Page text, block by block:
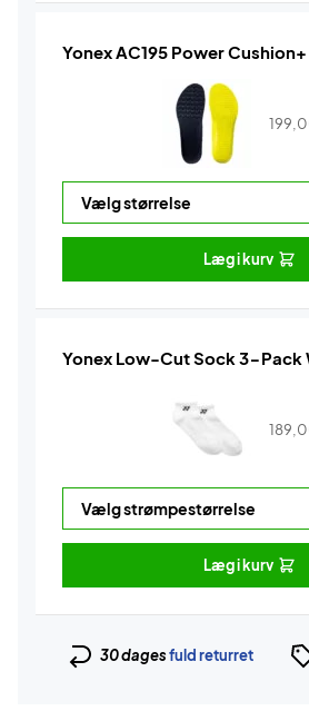
Yonex AC195 Power
Læg i kurv
Yonex Low-Cut Sock 3-Pack
Læg i kurv
30 dagesfuld returret